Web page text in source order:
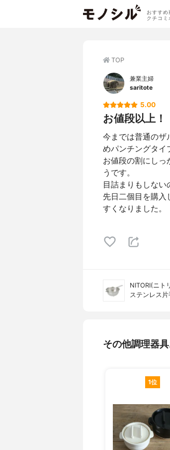
おすすめ
クチコミ
TOP
兼業主婦
saritote
5.00
お値段以上！
今までは普通のザ
めパンチングタイ
お値段の割にしっ
うです。
目詰まりもしない
先日二個目を購入
すくなりました。
NITORI(ニト
ステンレス
その他調理器
1位